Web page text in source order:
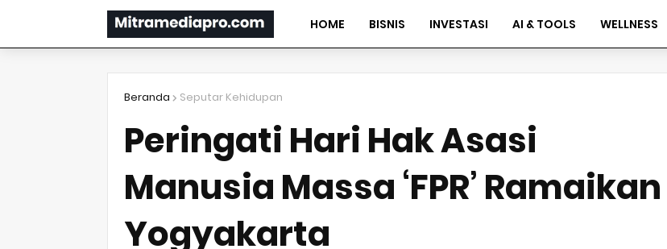
HOME BISNIS INVESTASI AI & TOOLS WELLNESS
Beranda Seputar Kehidupan
Peringati Hari Hak Asasi
Manusia Massa ‘FPR’ Ramaikan
Yogyakarta